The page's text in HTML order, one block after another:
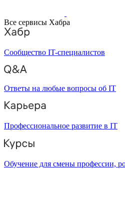
Все сервисы Хабра
Сообщество IT-специалистов
Ответы на любые вопросы об IT
Профессиональное развитие в IT
Обучение для смены профессии,